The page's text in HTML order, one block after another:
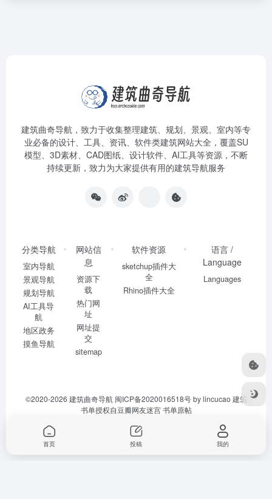
建筑曲奇导航 ，致力于收集整理建筑、规划、景观、室内等专
业必备的设计、工具、资讯、软件类建筑网站大全，覆盖SU
模型、3D素材、CAD图纸、设计软件、AI工具等资源，不断
持续更新，致力为大家提供有用的建筑导航服务
分类导航
室内导航
景观导航
规划导航
AI工具导
航
地区政务
摸鱼导航
网站信
息
资源下
载
热门网
址
网址提
交
sitemap
软件资源
sketchup插件大
全
Rhino插件大全
语言 /
Language
Languages
©2020-2026 建筑曲奇导航 闽ICP备2020016518号by lincucao 建筑
书单授权自豆瓣网友迷宫书单原帖
首页 投稿 我的